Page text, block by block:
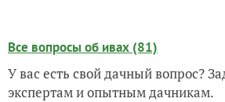
Все вопросы об ивах (81)
У вас есть свой дачный вопрос?
экспертам и опытным дачникам.